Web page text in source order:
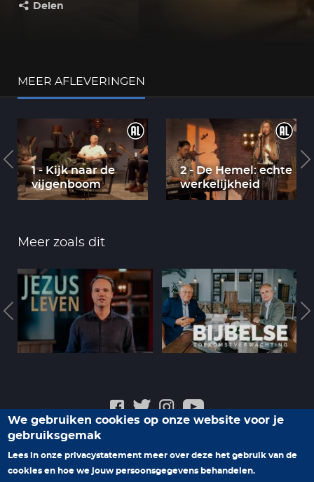
Delen
MEER AFLEVERINGEN
1 - Kijk naar de
vijgenboom
2 - De Hemel: echte
werkelijkheid
Meer zoals dit
Veelgestelde vragen
Help ons nieuwe programma's te maken
We gebruiken cookies op onze website voor je
gebruiksgemak
Lees in onze privacystatement meer over deze het gebruik van de
cookies en hoe we jouw persoonsgegevens behandelen.